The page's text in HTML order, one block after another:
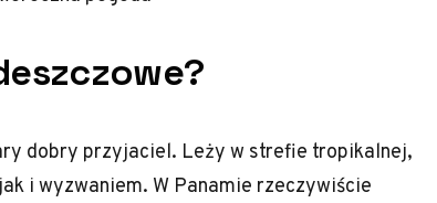
dobry przyjaciel. Leży w strefie tropikalnej,
i wyzwaniem. W Panamie rzeczywiście